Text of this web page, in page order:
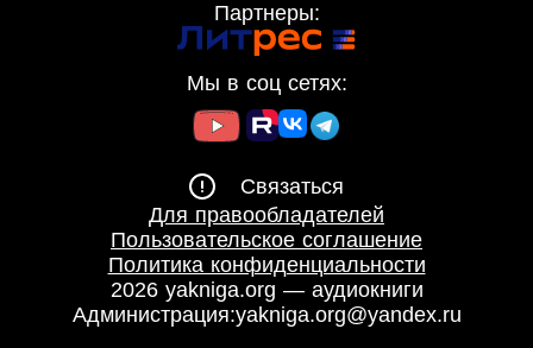
Партнеры:
Мы в соц сетях:
Связаться
Для правообладателей
Пользовательское соглашение
Политика конфиденциальности
2026 yakniga.org — аудиокниги
Администрация:yakniga.org@yandex.ru